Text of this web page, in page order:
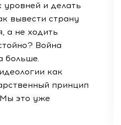
уровней и делать
вывести страну
а не ходить
Война
больше.
как
принцип
Мы это уже